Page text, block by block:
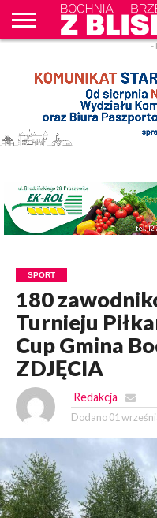
WPROST
REKLAM
-
-
SPORT
180
Turnieju
Cup Gmina
ZDJĘCIA
Redakcja
Dodano 01